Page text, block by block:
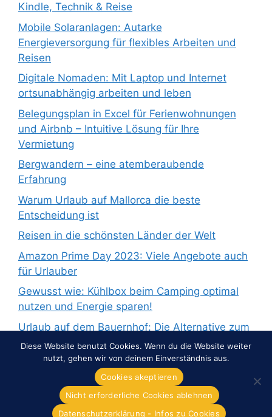
Kindle, Technik & Reise
Mobile Solaranlagen: Autarke
Energieversorgung für flexibles Arbeiten und
Reisen
Digitale Nomaden: Mit Laptop und Internet
ortsunabhängig arbeiten und leben
Belegungsplan in Excel für Ferienwohnungen
und Airbnb – Intuitive Lösung für Ihre
Vermietung
Bergwandern – eine atemberaubende
Erfahrung
Warum Urlaub auf Mallorca die beste
Entscheidung ist
Reisen in die schönsten Länder der Welt
Amazon Prime Day 2023: Viele Angebote auch
für Urlauber
Gewusst wie: Kühlbox beim Camping optimal
nutzen und Energie sparen!
Urlaub auf dem Bauernhof: Die Alternative zum
Pauschalurlaub
© 2026 Overnight-Europe.de• Erstellt mit
GeneratePress
Diese Website benutzt Cookies. Wenn du die Website weiter
nutzt, gehen wir von deinem Einverständnis aus.
Cookies akeptieren
Nicht erforderliche Cookies ablehnen
Datenschutzerklärung - Infos zu Cookies